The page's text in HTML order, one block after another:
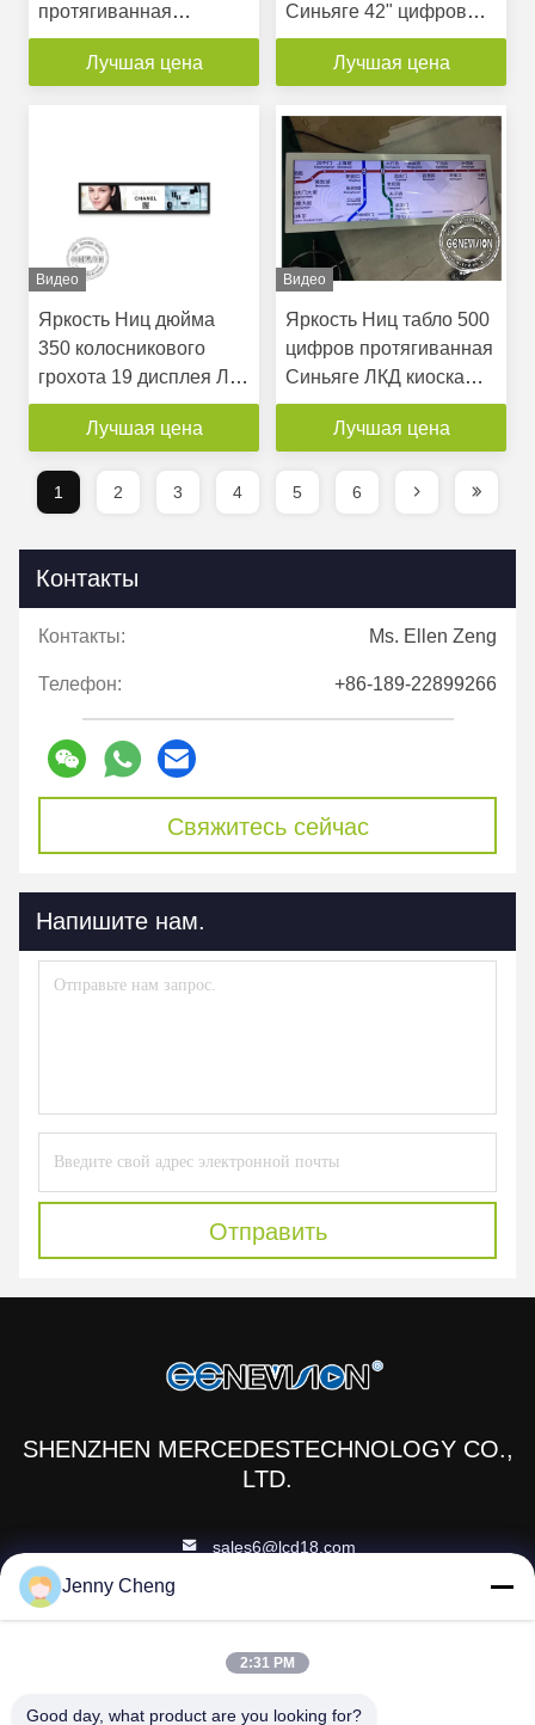
протягиванная
супермаркетом ЛКД ДП
видео-, игрок
Лучшая цена
Синьяге 42" цифров
края полки дисплея
Лкд для супермаркета
Лучшая цена
Видео
Яркость Ниц дюйма
350 колосникового
грохота 19 дисплея Лкд
открытой рамки
опционная
полки супермаркета
автобуса
Лучшая цена
Видео
Яркость Ниц табло 500
цифров протягиванная
Синьяге ЛКД киоска
ультра тонко
Лучшая цена
1 2 3 4 5 6
Контакты
Контакты: Ms. Ellen Zeng
Телефон: +86-189-22899266
Свяжитесь сейчас
Напишите нам.
Отправить
SHENZHEN MERCEDESTECHNOLOGY CO.,
LTD.
sales6@lcd18.com
дороги Баодан, Даньчжутоу, улица Нанван, район Лонганг,
Jenny Cheng
2:31 PM
Good day, what product are you looking for?